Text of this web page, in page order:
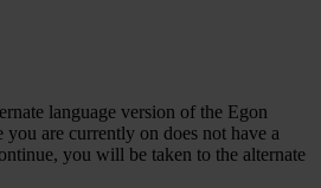
language version of the Egon
you are currently on does not have a
you will be taken to the alternate